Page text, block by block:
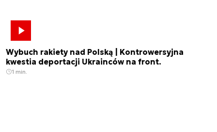
Wybuch rakiety nad Polską | Kontrowersyjna
kwestia deportacji Ukrainców na front.
1 min.